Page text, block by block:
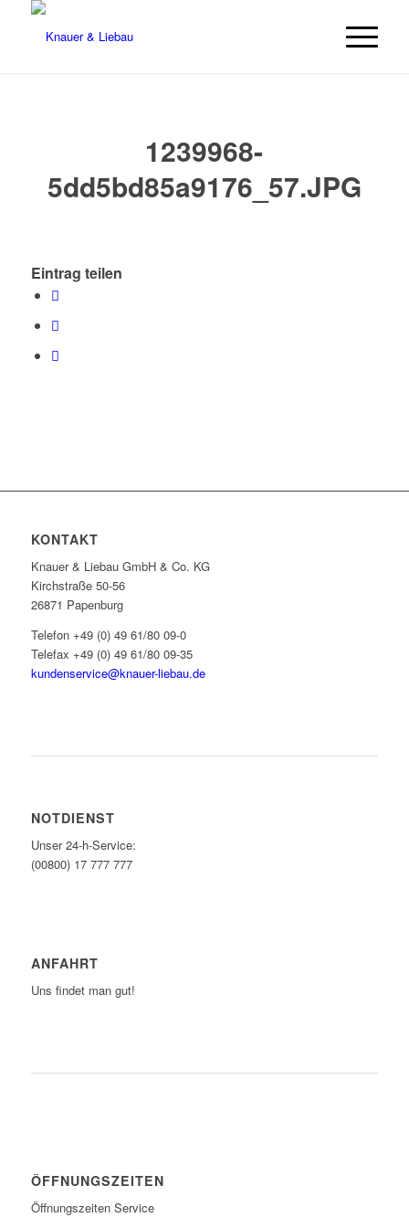
1239968-
5dd5bd85a9176_57.JPG
Eintrag teilen
KONTAKT
Knauer & Liebau GmbH & Co. KG
Kirchstraße 50-56
26871 Papenburg
Telefon +49 (0) 49 61/80 09-0
Telefax +49 (0) 49 61/80 09-35
kundenservice@knauer-liebau.de
NOTDIENST
Unser 24-h-Service:
(00800) 17 777 777
ANFAHRT
Uns findet man gut!
ÖFFNUNGSZEITEN
Öffnungszeiten Service